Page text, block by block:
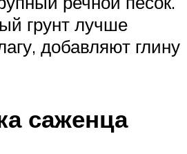
грунт лучше
добавляют глину
саженца